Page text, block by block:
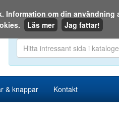
Sök i katalogen eller på
& knappar Kontakt
om din användning
Läs mer Jag fattar!